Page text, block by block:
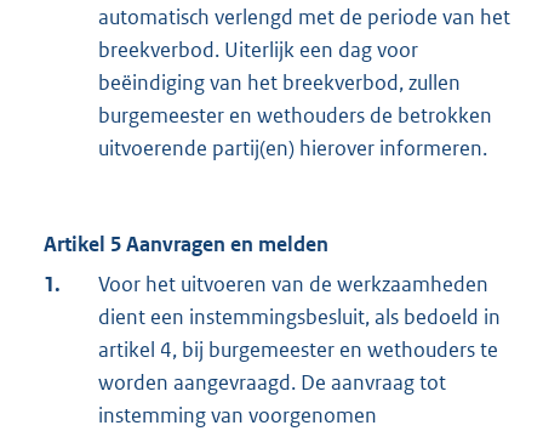
automatisch verlengd met de periode van het
breekverbod. Uiterlijk een dag voor
beëindiging van het breekverbod, zullen
burgemeester en wethouders de betrokken
uitvoerende partij(en) hierover informeren.
Artikel 5 Aanvragen en melden
1.
Voor het uitvoeren van de werkzaamheden
dient een instemmingsbesluit, als bedoeld in
artikel 4, bij burgemeester en wethouders te
worden aangevraagd. De aanvraag tot
instemming van voorgenomen